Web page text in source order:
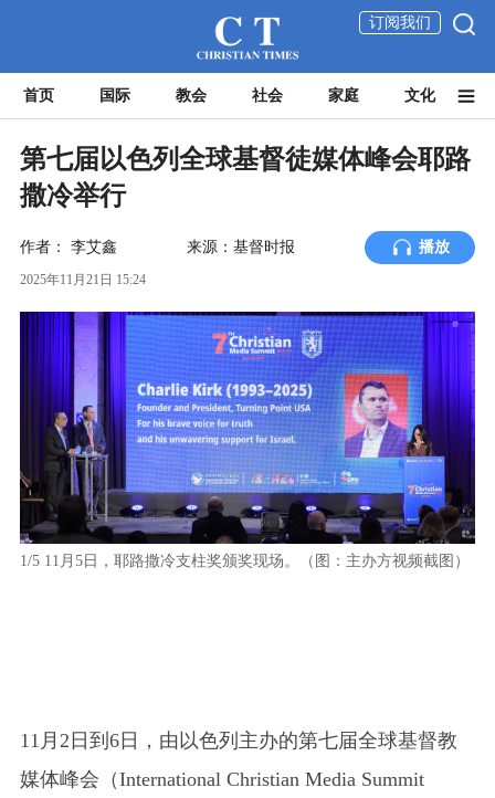
订阅我们
首页 国际 教会 社会 家庭 文化
第七届以色列全球基督徒媒体峰会耶路
撒冷举行
作者： 李艾鑫 来源：基督时报 播放
2025年11月21日 15:24
1/511月5日，耶路撒冷支柱奖颁奖现场。（图：主办方视频截图）
11月2日到6日，由以色列主办的第七届全球基督教
媒体峰会（International Christian Media Summit